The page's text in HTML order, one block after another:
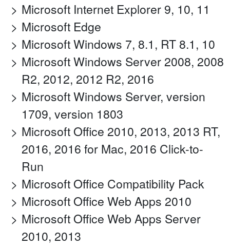
Microsoft Internet Explorer 9, 10, 11
Microsoft Edge
Microsoft Windows 7, 8.1, RT 8.1, 10
Microsoft Windows Server 2008, 2008
R2, 2012, 2012 R2, 2016
Microsoft Windows Server, version
1709, version 1803
Microsoft Office 2010, 2013, 2013 RT,
2016, 2016 for Mac, 2016 Click-to-
Run
Microsoft Office Compatibility Pack
Microsoft Office Web Apps 2010
Microsoft Office Web Apps Server
2010, 2013